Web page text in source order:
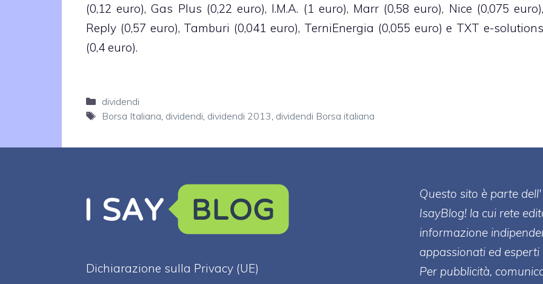
(0,12 euro), Gas Plus (0,22 euro), I.M.A. (1 euro), Marr (0,58 euro), Nice (0,075 euro),
Reply (0,57 euro), Tamburi (0,041 euro), TerniEnergia (0,055 euro) e TXT e-solutions
(0,4 euro).
Categorie
dividendi
Tag
Borsa Italiana dividendi dividendi 2013 dividendi Borsa italiana
Dichiarazione sulla Privacy (UE)
Questo sito è parte
IsayBlog! la cui rete
informazione
appassionati ed esperti
Per pubblicità,